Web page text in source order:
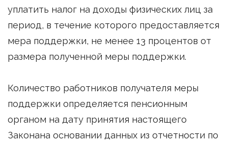
уплатить налог на доходы физических лиц за
период, в течение которого предоставляется
мера поддержки, не менее 13 процентов от
размера полученной меры поддержки.
Количество работников получателя меры
поддержки определяется пенсионным
органом на дату принятия настоящего
Законана основании данных из отчетности по